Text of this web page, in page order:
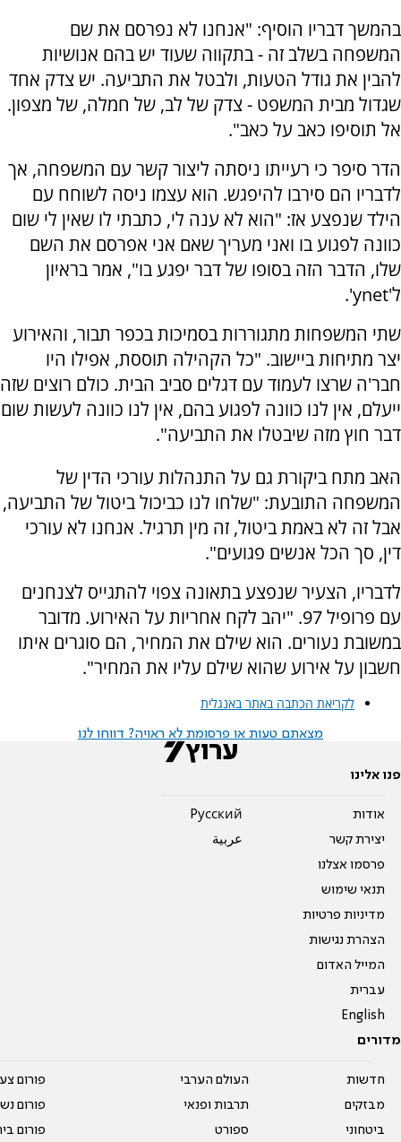
בהמשך דבריו הוסיף: "אנחנו לא נפרסם את שם
המשפחה בשלב זה - בתקווה שעוד יש בהם אנושיות
להבין את גודל הטעות, ולבטל את התביעה. יש צדק אחד
שגדול מבית המשפט - צדק של לב, של חמלה, של מצפון.
אל תוסיפו כאב על כאב".
הדר סיפר כי רעייתו ניסתה ליצור קשר עם המשפחה, אך
לדבריו הם סירבו להיפגש. הוא עצמו ניסה לשוחח עם
הילד שנפצע אז: "הוא לא ענה לי, כתבתי לו שאין לי שום
כוונה לפגוע בו ואני מעריך שאם אני אפרסם את השם
שלו, הדבר הזה בסופו של דבר יפגע בו", אמר בראיון
ל'ynet'.
שתי המשפחות מתגוררות בסמיכות בכפר תבור, והאירוע
יצר מתיחות ביישוב. "כל הקהילה תוססת, אפילו היו
חבר'ה שרצו לעמוד עם דגלים סביב הבית. כולם רוצים שזה
ייעלם, אין לנו כוונה לפגוע בהם, אין לנו כוונה לעשות שום
דבר חוץ מזה שיבטלו את התביעה".
האב מתח ביקורת גם על התנהלות עורכי הדין של
המשפחה התובעת: "שלחו לנו כביכול ביטול של התביעה,
אבל זה לא באמת ביטול, זה מין תרגיל. אנחנו לא עורכי
דין, סך הכל אנשים פגועים".
לדבריו, הצעיר שנפצע בתאונה צפוי להתגייס לצנחנים
עם פרופיל 97. "יהב לקח אחריות על האירוע. מדובר
במשובת נעורים. הוא שילם את המחיר, הם סוגרים איתו
חשבון על אירוע שהוא שילם עליו את המחיר".
לקריאת הכתבה באתר באנגלית
מצאתם טעות או פרסומת לא ראויה? דווחו לנו
פנו אלינו
אודות
יצירת קשר
פרסמו אצלנו
תנאי שימוש
מדיניות פרטיות
הצהרת נגישות
המייל האדום
עברית
English
Pусский
عربية
מדורים
חדשות
מבזקים
ביטחוני
העולם הערבי
תרבות ופנאי
ספורט
פורום
פורום
פורום